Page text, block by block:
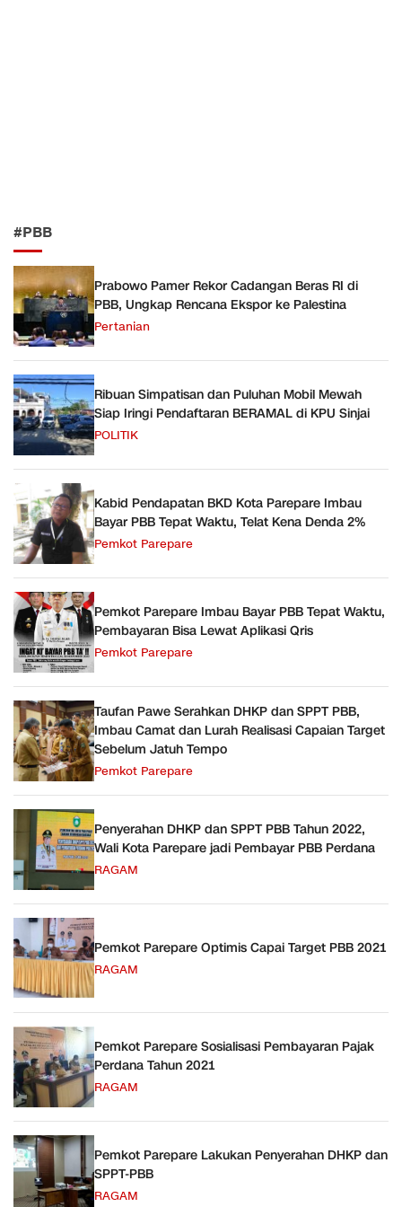
#PBB
Prabowo Pamer Rekor Cadangan Beras RI di
PBB, Ungkap Rencana Ekspor ke Palestina
Pertanian
Ribuan Simpatisan dan Puluhan Mobil Mewah
Siap Iringi Pendaftaran BERAMAL di KPU Sinjai
POLITIK
Kabid Pendapatan BKD Kota Parepare Imbau
Bayar PBB Tepat Waktu, Telat Kena Denda 2%
Pemkot Parepare
Pemkot Parepare Imbau Bayar PBB Tepat Waktu,
Pembayaran Bisa Lewat Aplikasi Qris
Pemkot Parepare
Taufan Pawe Serahkan DHKP dan SPPT PBB,
Imbau Camat dan Lurah Realisasi Capaian Target
Sebelum Jatuh Tempo
Pemkot Parepare
Penyerahan DHKP dan SPPT PBB Tahun 2022,
Wali Kota Parepare jadi Pembayar PBB Perdana
RAGAM
Pemkot Parepare Optimis Capai Target PBB 2021
RAGAM
Pemkot Parepare Sosialisasi Pembayaran Pajak
Perdana Tahun 2021
RAGAM
Pemkot Parepare Lakukan Penyerahan DHKP dan
SPPT-PBB
RAGAM